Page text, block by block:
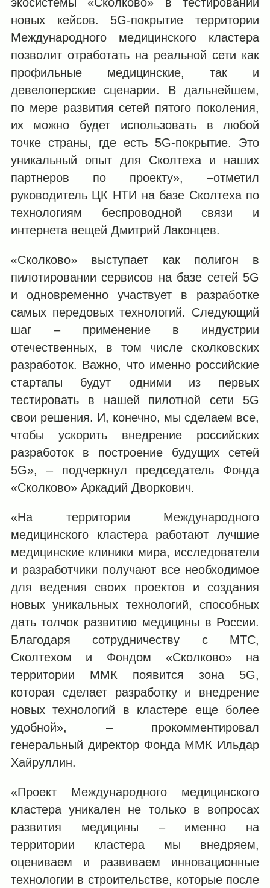
новых кейсов. 5G-покрытие территории
Международного медицинского кластера
позволит отработать на реальной сети как
профильные медицинские, так и
девелоперские сценарии. В дальнейшем,
по мере развития сетей пятого поколения,
их можно будет использовать в любой
точке страны, где есть 5G-покрытие. Это
уникальный опыт для Сколтеха и наших
партнеров по проекту», –отметил
руководитель ЦК НТИ на базе Сколтеха по
технологиям беспроводной связи и
интернета вещей Дмитрий Лаконцев.
«Сколково» выступает как полигон в
пилотировании сервисов на базе сетей 5G
и одновременно участвует в разработке
самых передовых технологий. Следующий
шаг – применение в индустрии
отечественных, в том числе сколковских
разработок. Важно, что именно российские
стартапы будут одними из первых
тестировать в нашей пилотной сети 5G
свои решения. И, конечно, мы сделаем все,
чтобы ускорить внедрение российских
разработок в построение будущих сетей
5G», – подчеркнул председатель Фонда
«Сколково» Аркадий Дворкович.
«На территории Международного
медицинского кластера работают лучшие
медицинские клиники мира, исследователи
и разработчики получают все необходимое
для ведения своих проектов и создания
новых уникальных технологий, способных
дать толчок развитию медицины в России.
Благодаря сотрудничеству с МТС,
Сколтехом и Фондом «Сколково» на
территории ММК появится зона 5G,
которая сделает разработку и внедрение
новых технологий в кластере еще более
удобной», – прокомментировал
генеральный директор Фонда ММК Ильдар
Хайруллин.
«Проект Международного медицинского
кластера уникален не только в вопросах
развития медицины – именно на
территории кластера мы внедряем,
оцениваем и развиваем инновационные
технологии в строительстве, которые после